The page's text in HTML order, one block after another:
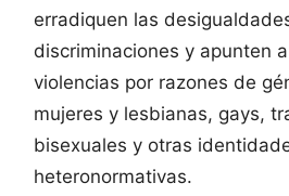
erradiquen las
discriminaciones y apunten
violencias por razones de
mujeres y lesbianas, gays,
bisexuales y otras
heteronormativas.